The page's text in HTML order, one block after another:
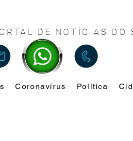
DE NOTÍCIAS DO
Coronavírus Política